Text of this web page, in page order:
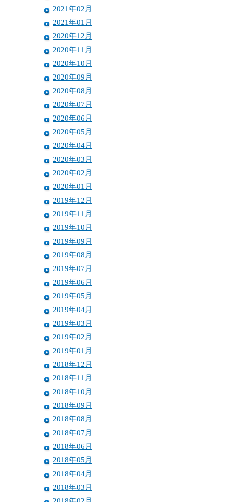
2021年02月
2021年01月
2020年12月
2020年11月
2020年10月
2020年09月
2020年08月
2020年07月
2020年06月
2020年05月
2020年04月
2020年03月
2020年02月
2020年01月
2019年12月
2019年11月
2019年10月
2019年09月
2019年08月
2019年07月
2019年06月
2019年05月
2019年04月
2019年03月
2019年02月
2019年01月
2018年12月
2018年11月
2018年10月
2018年09月
2018年08月
2018年07月
2018年06月
2018年05月
2018年04月
2018年03月